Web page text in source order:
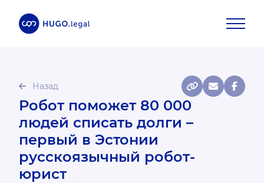
Назад
Робот поможет 80 000
людей списать долги –
первый в Эстонии
русскоязычный робот-
юрист